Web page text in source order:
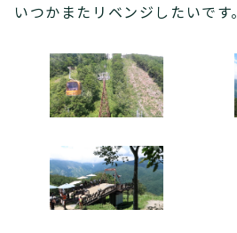
いつかまたリベンジしたいです。